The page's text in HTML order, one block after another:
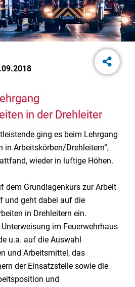
in der Drehleiter
ging es beim Lehrgang
in Arbeitskörben/Drehleitern“,
wieder in luftige Höhen.
dem Grundlagenkurs zur Arbeit
und geht dabei auf die
in Drehleitern ein.
im Feuerwehrhaus
u.a. auf die Auswahl
und Arbeitsmittel, das
der Einsatzstelle sowie die
und